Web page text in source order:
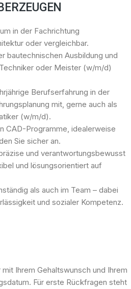
in der Fachrichtung
oder vergleichbar.
bautechnischen Ausbildung und
oder Meister (w/m/d)
Berufserfahrung in der
mit, gerne auch als
(w/m/d).
CAD-Programme, idealerweise
Sie sicher an.
und verantwortungsbewusst
und lösungsorientiert auf
als auch im Team – dabei
und sozialer Kompetenz.
Ihrem Gehaltswunsch und Ihrem
Für erste Rückfragen steht